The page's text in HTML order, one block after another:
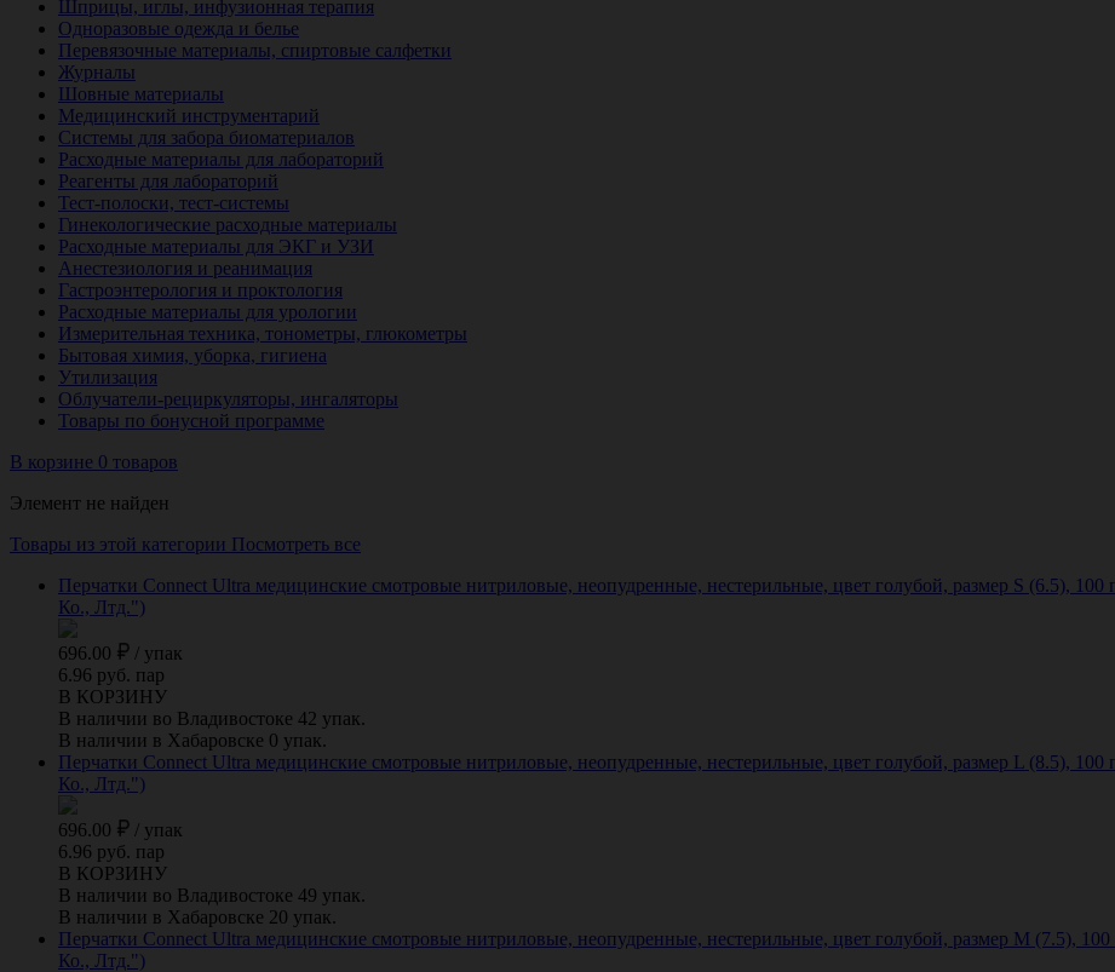
Шприцы, иглы, инфузионная терапия
Одноразовые одежда и белье
Перевязочные материалы, спиртовые салфетки
Журналы
Шовные материалы
Медицинский инструментарий
Системы для забора биоматериалов
Расходные материалы для лабораторий
Реагенты для лабораторий
Тест-полоски, тест-системы
Гинекологические расходные материалы
Расходные материалы для ЭКГ и УЗИ
Анестезиология и реанимация
Гастроэнтерология и проктология
Расходные материалы для урологии
Измерительная техника, тонометры, глюкометры
Бытовая химия, уборка, гигиена
Утилизация
Облучатели-рециркуляторы, ингаляторы
Товары по бонусной программе
В корзине 0 товаров
Элемент не найден
Товары из этой категории Посмотреть все
Перчатки Connect Ultra медицинские смотровые нитриловые, неопудренные, нестерильные, цвет голубой, размер S (6.5),
Ко., Лтд.")
696.00 / упак
6.96 руб. пар
В КОРЗИНУ
В наличии во Владивостоке 42 упак.
В наличии в Хабаровске 0 упак.
Перчатки Connect Ultra медицинские смотровые нитриловые, неопудренные, нестерильные, цвет голубой, размер L (8.5),
Ко., Лтд.")
696.00 / упак
6.96 руб. пар
В КОРЗИНУ
В наличии во Владивостоке 49 упак.
В наличии в Хабаровске 20 упак.
Перчатки Connect Ultra медицинские смотровые нитриловые, неопудренные, нестерильные, цвет голубой, размер M (7.5),
Ко., Лтд.")